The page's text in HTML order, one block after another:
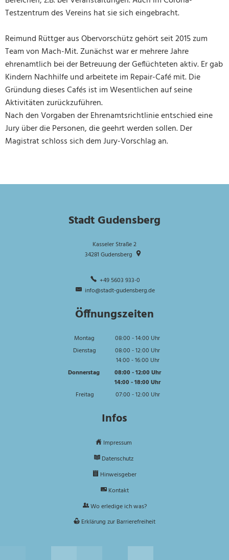
Testzentrum des Vereins hat sie sich eingebracht.
Reimund Rüttger aus Obervorschütz gehört seit 2015 zum
Team von Mach-Mit. Zunächst war er mehrere Jahre
ehrenamtlich bei der Betreuung der Geflüchteten aktiv. Er gab
Kindern Nachhilfe und arbeitete im Repair-Café mit. Die
Gründung dieses Cafés ist im Wesentlichen auf seine
Aktivitäten zurückzuführen.
Nach den Vorgaben der Ehrenamtsrichtlinie entschied eine
Jury über die Personen, die geehrt werden sollen. Der
Magistrat schloss sich dem Jury-Vorschlag an.
Stadt Gudensberg
Kasseler Straße 2
34281 Gudensberg
+49 5603 933-0
info@stadt-gudensberg.de
Öffnungszeiten
Montag 08:00 -14:00 Uhr
Von 08:00 bis 14:00 Uhr
Dienstag 08:00 -12:00 Uhr
Von 08:00 bis 12:00 Uhr
14:00 -16:00 Uhr
Von 14:00 bis 16:00 Uhr
Donnerstag 08:00 -12:00 Uhr
Von 08:00 bis 12:00 Uhr
14:00 -18:00 Uhr
Von 14:00 bis 18:00 Uhr
Freitag 07:00 -12:00 Uhr
Infos
Impressum
Datenschutz
Hinweisgeber
Kontakt
Wo erledige ich was?
Erklärung zur Barrierefreiheit